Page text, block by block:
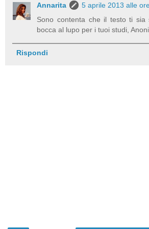
Annarita
5 aprile 2013 alle
Sono contenta che il testo ti
bocca al lupo per i tuoi studi,
Rispondi